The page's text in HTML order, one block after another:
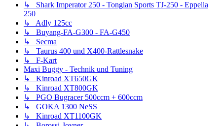
↳ Shark Imperator 250 - Tongian Sports TJ-250 - Eppella
250
↳ Adly 125cc
↳ Buyang-FA-G300 - FA-G450
↳ Secma
↳ Taurus 400 und X400-Rattlesnake
↳ F-Kart
Maxi Buggy - Technik und Tuning
↳ Kinroad XT650GK
↳ Kinroad XT800GK
↳ PGO Bugracer 500ccm + 600ccm
↳ GOKA 1300 NeSS
↳ Kinroad XT1100GK